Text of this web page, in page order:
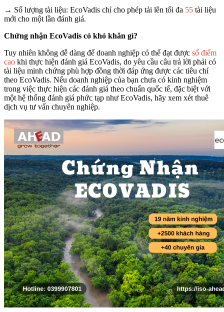
→ Số lượng tài liệu: EcoVadis chỉ cho phép tải lên tối đa 55 tài liệu
mới cho một lần đánh giá.
Chứng nhận EcoVadis có khó khăn gì?
Tuy nhiên không dễ dàng để doanh nghiệp có thể đạt được số điểm
cao khi thực hiện đánh giá EcoVadis, do yêu cầu câu trả lời phải có
tài liệu minh chứng phù hợp đồng thời đáp ứng được các tiêu chí
theo EcoVadis. Nếu doanh nghiệp của bạn chưa có kinh nghiệm
trong việc thực hiện các đánh giá theo chuẩn quốc tế, đặc biệt với
một hệ thống đánh giá phức tạp như EcoVadis, hãy xem xét thuê
dịch vụ tư vấn chuyên nghiệp.